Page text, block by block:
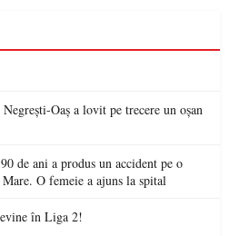
Oaș a lovit pe trecere un oșan
de ani a produs un accident pe o
O femeie a ajuns la spital
în Liga 2!